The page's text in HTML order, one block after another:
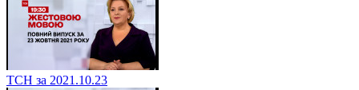
ТСН за 2021.10.23